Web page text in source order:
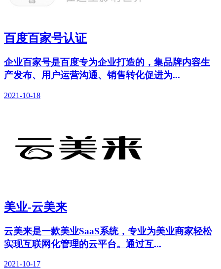
百度百家号认证
企业百家号是百度专为企业打造的，集品牌内容生
产发布、用户运营沟通、销售转化促进为...
2021-10-18
美业-云美来
云美来是一款美业SaaS系统，专业为美业商家轻松
实现互联网化管理的云平台。通过互...
2021-10-17